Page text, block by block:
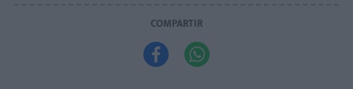
COMPARTIR
 